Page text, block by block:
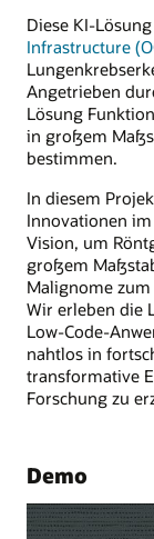
Diese KI-
Infrastructure
Angetrieben
Lösung
in großem
bestimmen.
In diesem
Innovationen
Vision, um
großem
Malignome
Wir erleben die
Low-Code-
nahtlos in
transformative
Forschung zu
Demo